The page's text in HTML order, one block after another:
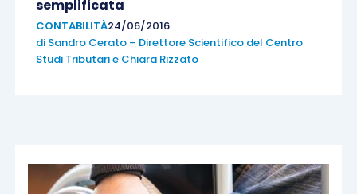
semplificata
CONTABILITÀ24/06/2016
di Sandro Cerato – Direttore Scientifico del Centro
Studi Tributarie Chiara Rizzato